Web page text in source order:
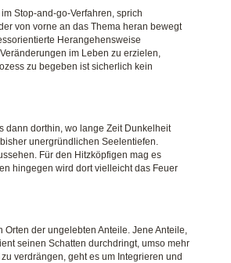
Stop-and-go-Verfahren, sprich
von vorne an das Thema heran bewegt
Herangehensweise
im Leben zu erzielen,
zu begeben ist sicherlich kein
dann dorthin, wo lange Zeit Dunkelheit
unergründlichen Seelentiefen.
Für den Hitzköpfigen mag es
hingegen wird dort vielleicht das Feuer
Orten der ungelebten Anteile. Jene Anteile,
seinen Schatten durchdringt, umso mehr
verdrängen, geht es um Integrieren und